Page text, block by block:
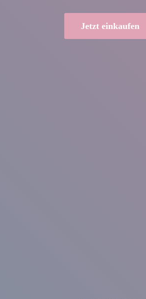
Jetzt einkaufen